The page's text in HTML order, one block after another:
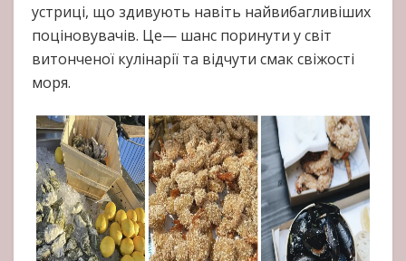
устриці, що здивують навіть найвибагливіших
поціновувачів. Це— шанс поринути у світ
витонченої кулінарії та відчути смак свіжості
моря.